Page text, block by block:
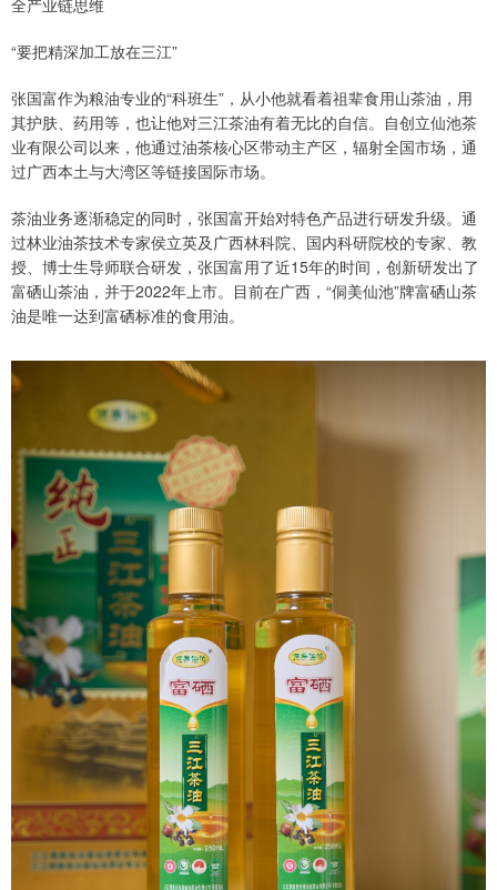
“要把精深加工放在三江”
张国富作为粮油专业的“科班生”，从小他就看着祖辈食用山茶油，用
其护肤、药用等，也让他对三江茶油有着无比的自信。自创立仙池茶
业有限公司以来，他通过油茶核心区带动主产区，辐射全国市场，通
过广西本土与大湾区等链接国际市场。
茶油业务逐渐稳定的同时，张国富开始对特色产品进行研发升级。通
过林业油茶技术专家侯立英及广西林科院、国内科研院校的专家、教
授、博士生导师联合研发，张国富用了近15年的时间，创新研发出了
富硒山茶油，并于2022年上市。目前在广西，“侗美仙池”牌富硒山茶
油是唯一达到富硒标准的食用油。